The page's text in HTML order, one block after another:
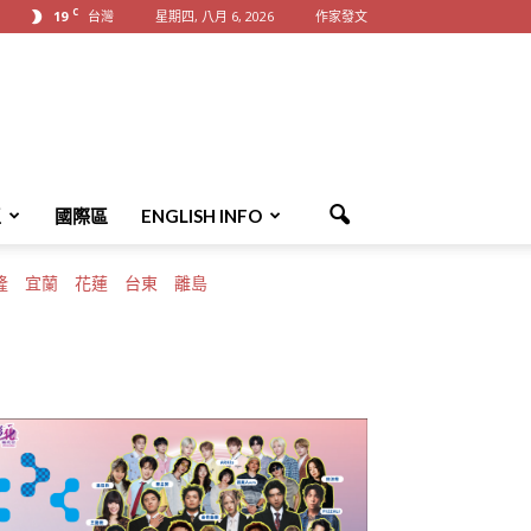
19 C 台灣 星期四, 八月 6, 2026 作家發文
國際區 ENGLISH INFO
宜蘭 花蓮 台東 離島